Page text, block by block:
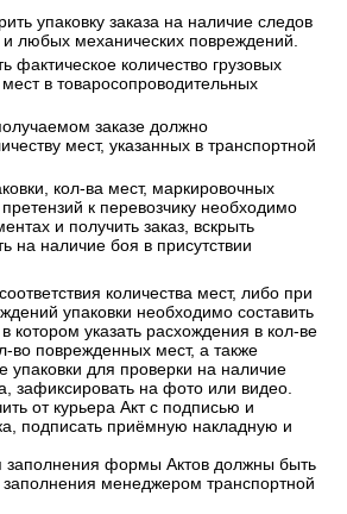
упаковку заказа на наличие следов
любых механических повреждений.
фактическое количество грузовых
в товаросопроводительных
заказе должно
мест, указанных в транспортной
кол-ва мест, маркировочных
претензий к перевозчику необходимо
и получить заказ, вскрыть
на наличие боя в присутствии
количества мест, либо при
упаковки необходимо составить
котором указать расхождения в кол-ве
во поврежденных мест, а также
упаковки для проверки на наличие
зафиксировать на фото или видео.
от курьера Акт с подписью и
подписать приёмную накладную и
заполнения формы Актов должны быть
менеджером транспортной